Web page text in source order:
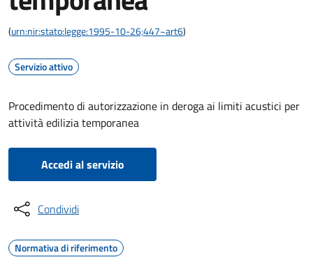
(urn:nir:stato:legge:1995-10-26;447~art6)
Servizio attivo
Procedimento di autorizzazione in deroga ai limiti acustici per
attività edilizia temporanea
Accedi al servizio
Condividi
Normativa di riferimento